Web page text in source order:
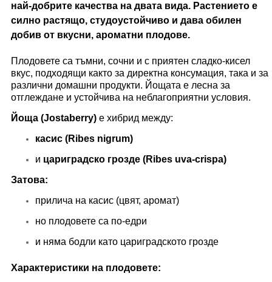
най-добрите качества на двата вида. Растението е
силно растящо, студоустойчиво и дава обилен
добив от вкусни, ароматни плодове.
Плодовете са тъмни, сочни и с приятен сладко-кисел
вкус, подходящи както за директна консумация, така и за
различни домашни продукти. Йощата е лесна за
отглеждане и устойчива на неблагоприятни условия.
Йоща (Jostaberry) е хибрид между:
касис (Ribes nigrum)
и цариградско грозде (Ribes uva-crispa)
Затова:
прилича на касис (цвят, аромат)
но плодовете са по-едри
и няма бодли като цариградското грозде
Характеристики на плодовете: